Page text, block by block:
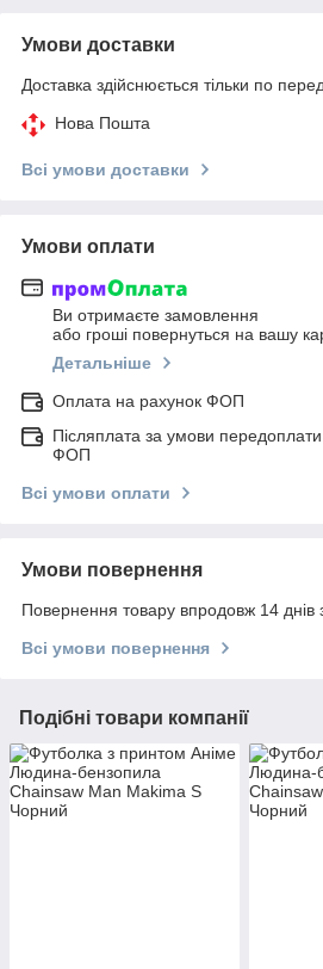
Умови доставки
Доставка здійснюється тільки по
Нова Пошта
Всі умови доставки
Умови оплати
Ви отримаєте замовлення
або гроші повернуться на вашу
Детальніше
Оплата на рахунок ФОП
Післяплата за умови
ФОП
Всі умови оплати
Умови повернення
Повернення товару впродовж 14 днів
Всі умови повернення
Подібні товари компанії